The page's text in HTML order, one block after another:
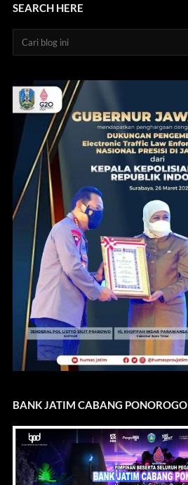
SEARCH HERE
BANK JATIM CABANG PONOROGO